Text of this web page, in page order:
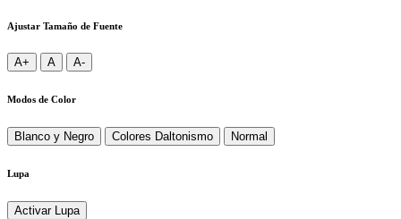
Ajustar Tamaño de Fuente
A+ A A-
Modos de Color
Blanco y Negro Colores Daltonismo Normal
Lupa
Activar Lupa